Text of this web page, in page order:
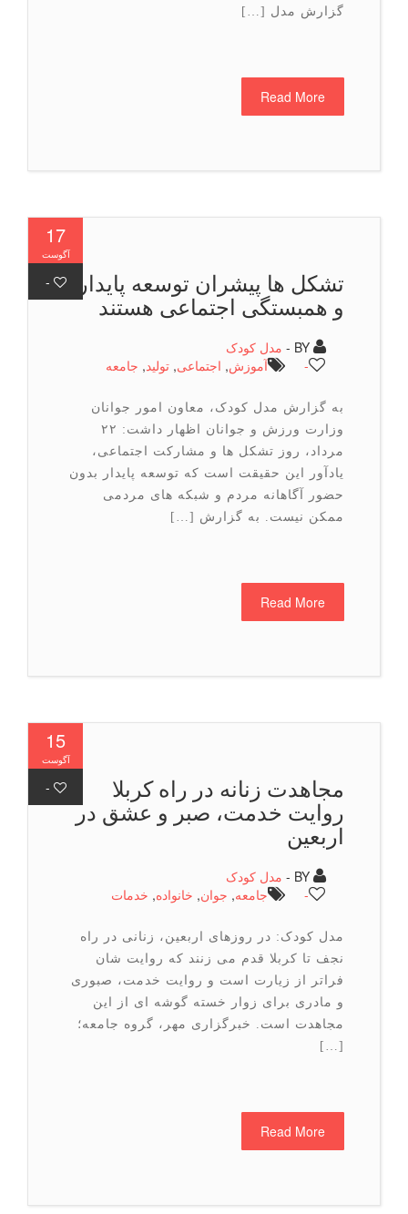
گزارش مدل […]
Read More
تشکل ها پیشران توسعه پایدار
و همبستگی اجتماعی هستند
مدل کودک
آموزش,اجتماعی ,تولید,جامعه
به گزارش مدل کودک، معاون امور جوانان
وزارت ورزش و جوانان اظهار داشت: ۲۲
مرداد، روز تشکل ها و مشارکت اجتماعی،
یادآور این حقیقت است که توسعه پایدار بدون
حضور آگاهانه مردم و شبکه های مردمی
ممکن نیست. به گزارش […]
Read More
مجاهدت زنانه در راه کربلا
روایت خدمت، صبر و عشق در
اربعین
مدل کودک
جامعه,جوان,خانواده, خدمات
مدل کودک: در روزهای اربعین، زنانی در راه
نجف تا کربلا قدم می زنند که روایت شان
فراتر از زیارت است و روایت خدمت، صبوری
و مادری برای زوار خسته گوشه ای از این
مجاهدت است. خبرگزاری مهر، گروه جامعه؛
Read More